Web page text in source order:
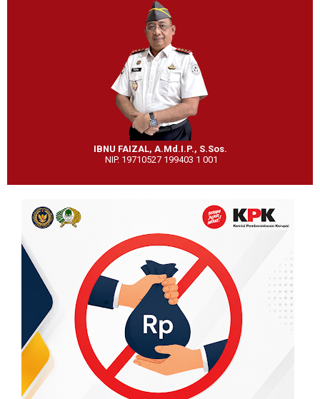
IBNU FAIZAL, A.Md.I.P., S.Sos.
NIP. 19710527 199403 1 001